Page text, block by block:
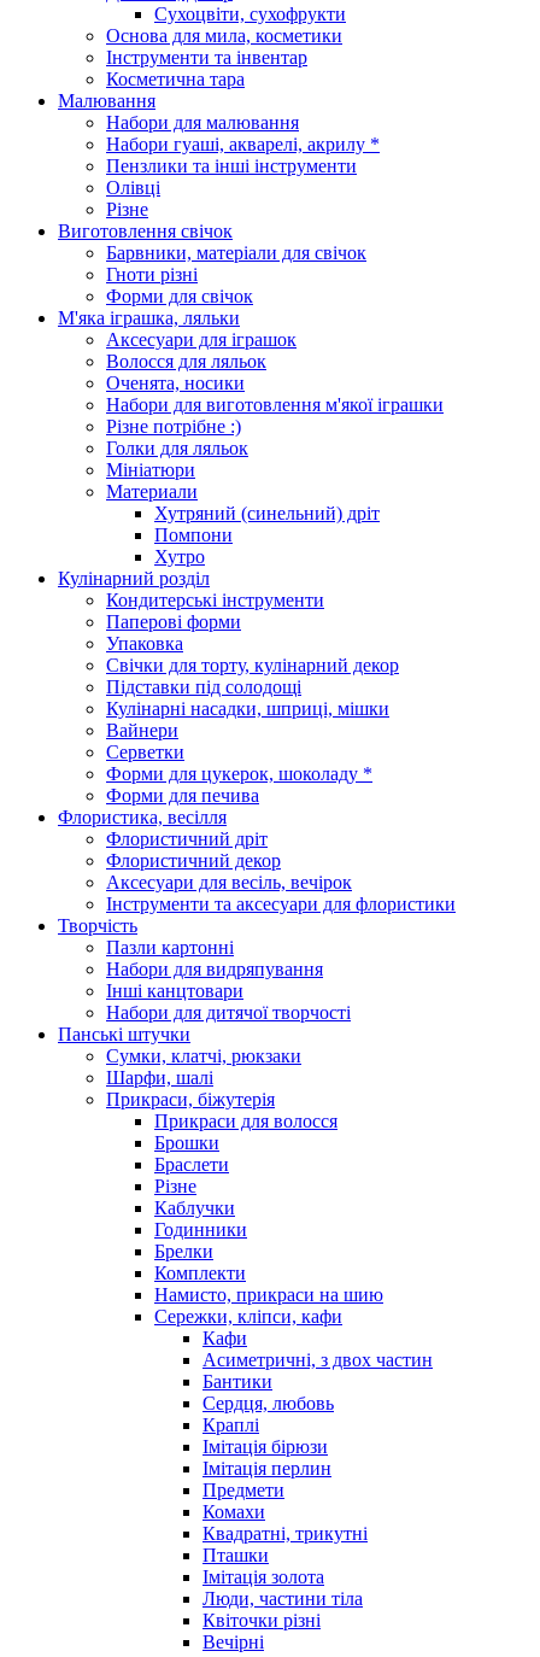
Сухоцвіти, сухофрукти
Основа для мила, косметики
Інструменти та інвентар
Косметична тара
Малювання
Набори для малювання
Набори гуаші, акварелі, акрилу *
Пензлики та інші інструменти
Олівці
Різне
Виготовлення свічок
Барвники, матеріали для свічок
Гноти різні
Форми для свічок
М'яка іграшка, ляльки
Аксесуари для іграшок
Волосся для ляльок
Оченята, носики
Набори для виготовлення м'якої іграшки
Різне потрібне :)
Голки для ляльок
Мініатюри
Материали
Хутряний (синельний) дріт
Помпони
Хутро
Кулінарний розділ
Кондитерські інструменти
Паперові форми
Упаковка
Свічки для торту, кулінарний декор
Підставки під солодощі
Кулінарні насадки, шприці, мішки
Вайнери
Серветки
Форми для цукерок, шоколаду *
Форми для печива
Флористика, весілля
Флористичний дріт
Флористичний декор
Аксесуари для весіль, вечірок
Інструменти та аксесуари для флористики
Творчість
Пазли картонні
Набори для видряпування
Інші канцтовари
Набори для дитячої творчості
Панські штучки
Сумки, клатчі, рюкзаки
Шарфи, шалі
Прикраси, біжутерія
Прикраси для волосся
Брошки
Браслети
Різне
Каблучки
Годинники
Брелки
Комплекти
Намисто, прикраси на шию
Сережки, кліпси, кафи
Кафи
Асиметричні, з двох частин
Бантики
Сердця, любовь
Краплі
Імітація бірюзи
Імітація перлин
Предмети
Комахи
Квадратні, трикутні
Пташки
Імітація золота
Люди, частини тіла
Квіточки різні
Вечірні